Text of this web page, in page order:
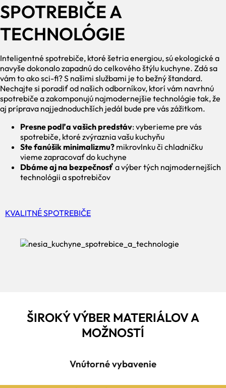
SPOTREBIČE A
TECHNOLÓGIE
Inteligentné spotrebiče, ktoré šetria energiou, sú ekologické a
navyše dokonalo zapadnú do celkového štýlu kuchyne. Zdá sa
vám to ako sci-fi? S našimi službami je to bežný štandard.
Nechajte si poradiť od našich odborníkov, ktorí vám navrhnú
spotrebiče a zakomponujú najmodernejšie technológie tak, že
aj príprava najjednoduchších jedál bude pre vás zážitkom.
Presne podľa vašich predstáv: vyberieme pre vás
spotrebiče, ktoré zvýraznia vašu kuchyňu
Ste fanúšik minimalizmu? mikrovlnku či chladničku
vieme zapracovať do kuchyne
Dbáme aj na bezpečnosť a výber tých najmodernejších
technológii a spotrebičov
KVALITNÉ SPOTREBIČE
ŠIROKÝ VÝBER MATERIÁLOV A
MOŽNOSTÍ
Vnútorné vybavenie